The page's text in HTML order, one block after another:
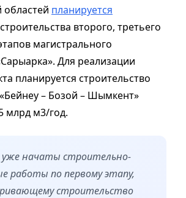
областей планируется
второго, третьего
магистрального
Для реализации
планируется строительство
– Бозой – Шымкент»
млрд м3/год.
уже начаты строительно-
работы по первому этапу,
строительство